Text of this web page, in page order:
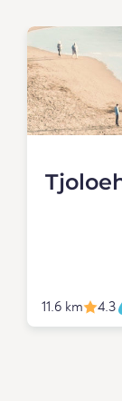
11.6 km 4.3